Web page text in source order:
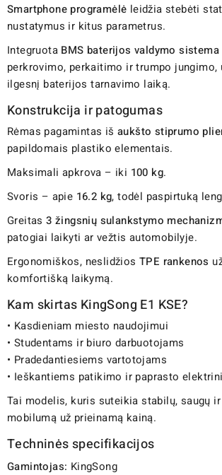
Smartphone programėlė leidžia stebėti
nustatymus ir kitus parametrus.
Integruota BMS baterijos valdymo sistema
perkrovimo, perkaitimo ir trumpo jungimo,
ilgesnį baterijos tarnavimo laiką.
Konstrukcija ir patogumas
Rėmas pagamintas iš aukšto stiprumo
papildomais plastiko elementais.
Maksimali apkrova – iki 100 kg.
Svoris – apie 16.2 kg, todėl paspirtuką
Greitas3 žingsnių sulankstymo
patogiai laikyti ar vežtis automobilyje.
Ergonomiškos, neslidžios TPE rankenos
komfortišką laikymą.
Kam skirtas KingSong E1 KSE?
• Kasdieniam miesto naudojimui
• Studentams ir biuro darbuotojams
• Pradedantiesiems vartotojams
• Ieškantiems patikimo ir paprasto
Tai modelis, kuris suteikia stabilų, saugų
mobilumą už prieinamą kainą.
Techninės specifikacijos
Gamintojas: KingSong